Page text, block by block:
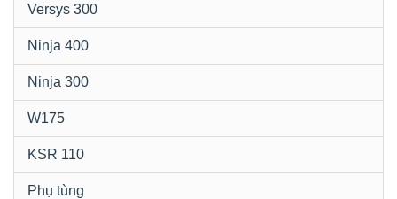
Versys 300
Ninja 400
Ninja 300
W175
KSR 110
Phụ tùng